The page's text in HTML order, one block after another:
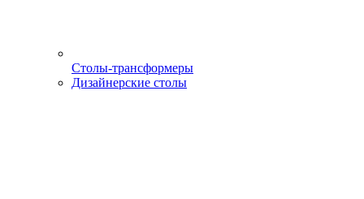
Столы-трансформеры
Дизайнерские столы